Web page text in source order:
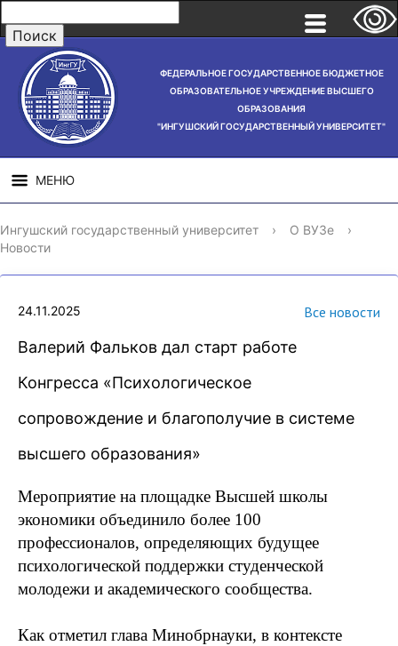
ФЕДЕРАЛЬНОЕ ГОСУДАРСТВЕННОЕ БЮДЖЕТНОЕ
ОБРАЗОВАТЕЛЬНОЕ УЧРЕЖДЕНИЕ ВЫСШЕГО
ОБРАЗОВАНИЯ
"ИНГУШСКИЙ ГОСУДАРСТВЕННЫЙ УНИВЕРСИТЕТ"
МЕНЮ
СВЕДЕНИЯ ОБ
ОБРАЗОВАТЕЛЬНОЙ
НАУЧНАЯ
ДЕЯТЕЛЬНОСТЬ
Ингушский государственный университет › О ВУЗе
›
Новости
24.11.2025 Все новости
Валерий Фальков дал старт работе
Конгресса «Психологическое
сопровождение и благополучие в системе
высшего образования»
Мероприятие на площадке Высшей школы
экономики объединило более 100
профессионалов, определяющих будущее
психологической поддержки студенческой
молодежи и академического сообщества.
Как отметил глава Минобрнауки, в контексте